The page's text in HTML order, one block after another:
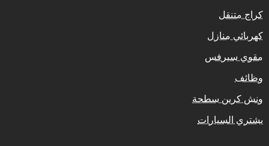
كراج متنقل
كهربائي منازل
مقوي سيرفس
وظائف
ونش كرين سطحة
يشتري السيارات